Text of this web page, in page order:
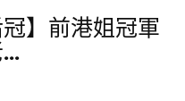
冠】前港姐冠軍